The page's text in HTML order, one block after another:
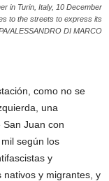
in Turin, Italy, 10 December
to the streets to express its
ALESSANDRO DI MARCO
como no se
una
Juan con
según los
y
nativos y migrantes, y